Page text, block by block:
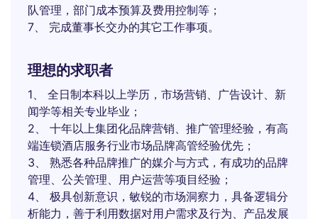
队管理，部门成本预算及费用控制等；
7、 完成董事长交办的其它工作事项。
理想的求职者
1、 全日制本科以上学历，市场营销、广告设计、新
闻学等相关专业毕业；
2、 十年以上集团化品牌营销、推广管理经验，有高
端连锁酒店服务行业市场品牌高管经验优先；
3、 熟悉各种品牌推广的媒介与方式，有成功的品牌
管理、公关管理、用户运营等项目经验；
4、 极具创新意识，敏锐的市场洞察力，具备逻辑分
析能力，善于利用数据对用户需求及行为、产品发展